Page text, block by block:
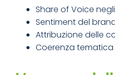
Share of Voice
Sentiment del
Attribuzione delle
Coerenza